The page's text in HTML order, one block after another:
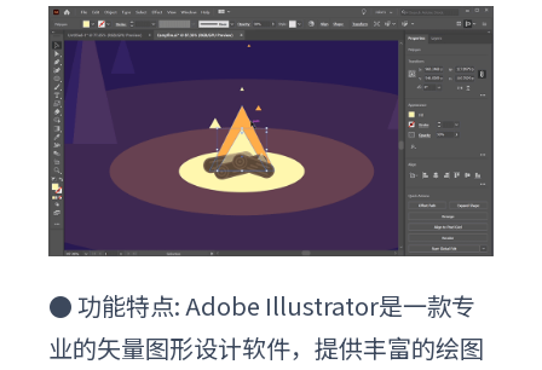
● 功能特点: Adobe Illustrator是一款专
业的矢量图形设计软件，提供丰富的绘图